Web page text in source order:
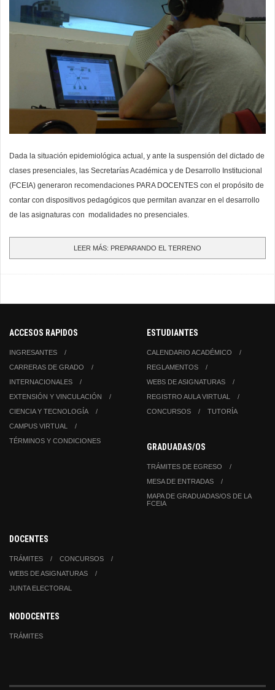
Dada la situación epidemiológica actual, y ante la suspensión del dictado de
clases presenciales, las Secretarías Académica y de Desarrollo Institucional
(FCEIA) generaron recomendaciones PARA DOCENTES con el propósito de
contar con dispositivos pedagógicos que permitan avanzar en el desarrollo
de las asignaturas con modalidades no presenciales.
LEER MÁS: PREPARANDO EL TERRENO
ACCESOS RAPIDOS
INGRESANTES
CARRERAS DE GRADO
INTERNACIONALES
EXTENSIÓN Y VINCULACIÓN
CIENCIA Y TECNOLOGÍA
CAMPUS VIRTUAL
TÉRMINOS Y CONDICIONES
ESTUDIANTES
CALENDARIO ACADÉMICO
REGLAMENTOS
WEBS DE ASIGNATURAS
REGISTRO AULA VIRTUAL
CONCURSOS
TUTORÍA
GRADUADAS/OS
TRÁMITES DE EGRESO
MESA DE ENTRADAS
MAPA DE GRADUADAS/OS DE LA
FCEIA
DOCENTES
TRÁMITES
CONCURSOS
WEBS DE ASIGNATURAS
JUNTA ELECTORAL
NODOCENTES
TRÁMITES